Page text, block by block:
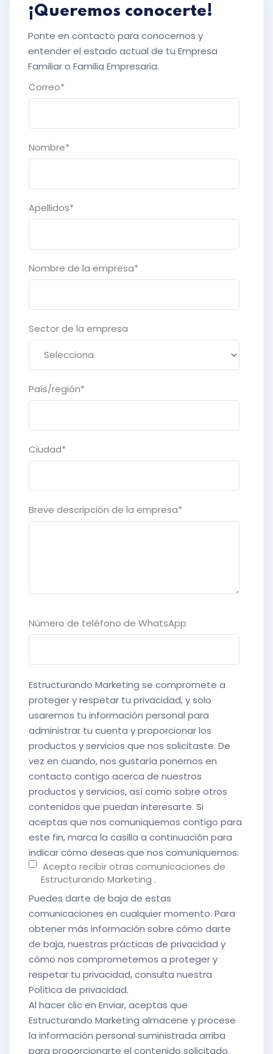
¡Queremos conocerte!
Ponte en contacto para conocernos y
entender el estado actual de tu Empresa
Familiar o Familia Empresaria.
Correo*
Nombre*
Apellidos*
Nombre de la empresa*
Sector de la empresa
País/región*
Ciudad*
Breve descripción de la empresa*
Número de teléfono de WhatsApp
Estructurando Marketing se compromete a
proteger y respetar tu privacidad, y solo
usaremos tu información personal para
administrar tu cuenta y proporcionar los
productos y servicios que nos solicitaste. De
vez en cuando, nos gustaría ponernos en
contacto contigo acerca de nuestros
productos y servicios, así como sobre otros
contenidos que puedan interesarte. Si
aceptas que nos comuniquemos contigo para
este fin, marca la casilla a continuación para
indicar cómo deseas que nos comuniquemos:
Acepto recibir otras comunicaciones de
Estructurando Marketing .
Puedes darte de baja de estas
comunicaciones en cualquier momento. Para
obtener más información sobre cómo darte
de baja, nuestras prácticas de privacidad y
cómo nos comprometemos a proteger y
respetar tu privacidad, consulta nuestra
Política de privacidad.
Al hacer clic en Enviar, aceptas que
Estructurando Marketing almacene y procese
la información personal suministrada arriba
para proporcionarte el contenido solicitado.